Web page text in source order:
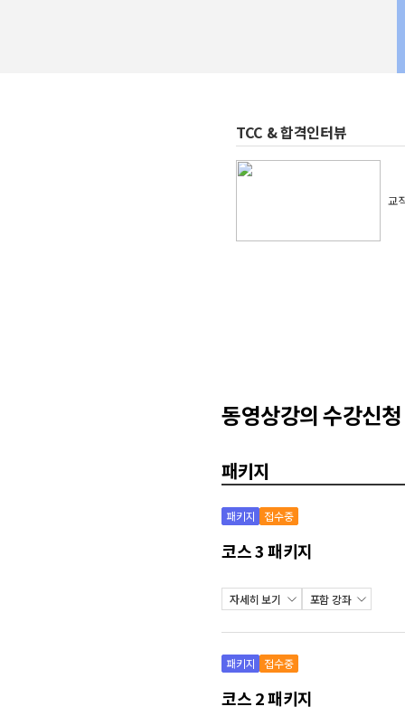
TCC & 합격인터뷰
교
동영상강의 수강신청
패키지
패키지 접수중
코스 3 패키지
자세히 보기 포함 강좌
패키지 접수중
코스 2 패키지